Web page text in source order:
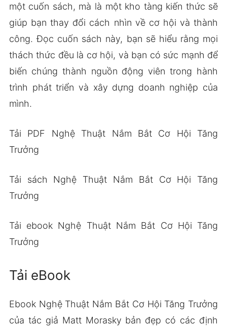
một cuốn sách, mà là một kho tàng kiến thức sẽ
giúp bạn thay đổi cách nhìn về cơ hội và thành
công. Đọc cuốn sách này, bạn sẽ hiểu rằng mọi
thách thức đều là cơ hội, và bạn có sức mạnh để
biến chúng thành nguồn động viên trong hành
trình phát triển và xây dựng doanh nghiệp của
mình.
Tải PDF Nghệ Thuật Nắm Bắt Cơ Hội Tăng
Trưởng
Tải sách Nghệ Thuật Nắm Bắt Cơ Hội Tăng
Trưởng
Tải ebook Nghệ Thuật Nắm Bắt Cơ Hội Tăng
Trưởng
Tải eBook
Ebook Nghệ Thuật Nắm Bắt Cơ Hội Tăng Trưởng
của tác giả Matt Morasky bản đẹp có các định